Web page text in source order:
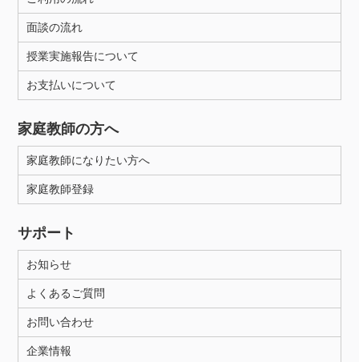
面談の流れ
授業実施報告について
お支払いについて
家庭教師の方へ
家庭教師になりたい方へ
家庭教師登録
サポート
お知らせ
よくあるご質問
お問い合わせ
企業情報